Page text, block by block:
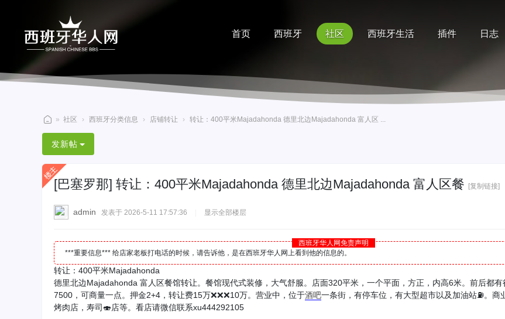
首页 西班牙 社区 西班牙生活 插件 日志
西
班
牙
华
» 社区 › 西班牙分类信息 › 店铺转让 › 转让：400平米Majadahonda 德里北边Majadahonda 富人区 ...
发新帖
[巴塞罗那] 转让：400平米Majadahonda 德里北边Majadahonda 富人区餐 [复制链接]
admin 发表于 2026-5-11 17:57:36 显示全部楼层
西班牙华人网免责声明
***重要信息*** 给店家老板打电话的时候，请告诉他，是在西班牙华人网上看到他的信息的。
转让：400平米Majadahonda
德里北边Majadahonda 富人区餐馆转让。餐馆现代式装修，大气舒服。店面320平米，一个平面，方正，内高6米。前后都
7500，可商量一点。押金2+4，转让费15万❌❌❌10万。营业中，位于酒吧一条街，有停车位，有大型超市以及加油站⛽️。商
烤肉店，寿司🍣店等。看店请微信联系xu444292105